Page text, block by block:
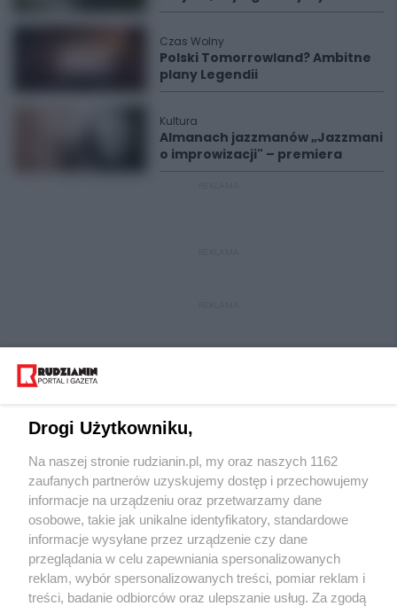
Czas Wolny
Polski Tomorrowland? Ambitne
plany Legendii
Kultura
Almanach jazzmanów „Jazzmani
o improwizacji" – premiera
Wydawca mediów lokalnych
Nie zapomnij
Drogi Użytkowniku,
Na naszej stronie rudzianin.pl, my oraz naszych 1162
zaufanych partnerów uzyskujemy dostęp i przechowujemy
informacje na urządzeniu oraz przetwarzamy dane
osobowe, takie jak unikalne identyfikatory, standardowe
informacje wysyłane przez urządzenie czy dane
przeglądania w celu zapewniania spersonalizowanych
reklam, wybór spersonalizowanych treści, pomiar reklam i
treści, badanie odbiorców oraz ulepszanie usług. Za zgodą